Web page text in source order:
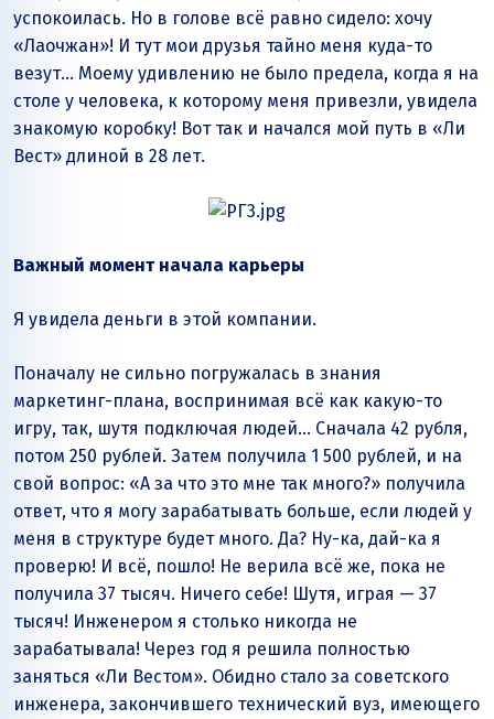
успокоилась. Но в голове всё равно сидело: хочу
«Лаочжан»! И тут мои друзья тайно меня куда-то
везут… Моему удивлению не было предела, когда я на
столе у человека, к которому меня привезли, увидела
знакомую коробку! Вот так и начался мой путь в «Ли
Вест» длиной в 28 лет.
Важный момент начала карьеры
Я увидела деньги в этой компании.
Поначалу не сильно погружалась в знания
маркетинг-плана, воспринимая всё как какую-то
игру, так, шутя подключая людей… Сначала 42 рубля,
потом 250 рублей. Затем получила 1 500 рублей, и на
свой вопрос: «А за что это мне так много?» получила
ответ, что я могу зарабатывать больше, если людей у
меня в структуре будет много. Да? Ну-ка, дай-ка я
проверю! И всё, пошло! Не верила всё же, пока не
получила 37 тысяч. Ничего себе! Шутя, играя — 37
тысяч! Инженером я столько никогда не
зарабатывала! Через год я решила полностью
заняться «Ли Вестом». Обидно стало за советского
инженера, закончившего технический вуз, имеющего